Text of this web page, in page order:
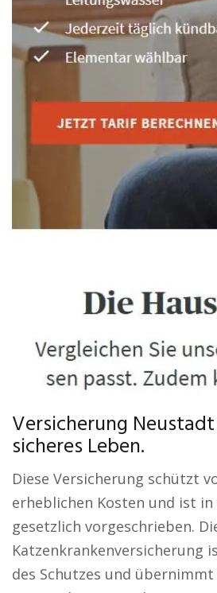
Versicherung
sicheres Leben.
Diese Versicherung schützt
erheblichen Kosten und ist in
gesetzlich vorgeschrieben.
Katzenkrankenversicherung
des Schutzes und übernimmt